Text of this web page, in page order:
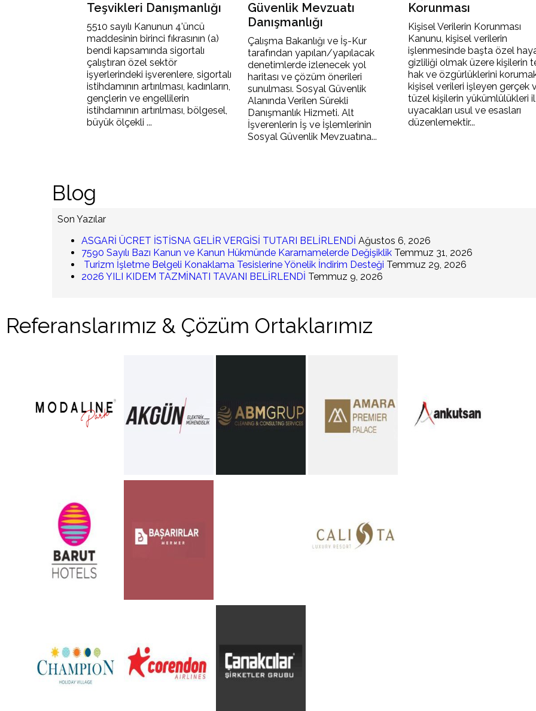
Teşvikleri Danışmanlığı
5510 sayılı Kanunun 4'üncü
maddesinin birinci fıkrasının (a)
bendi kapsamında sigortalı
çalıştıran özel sektör
işyerlerindeki işverenlere, sigortalı
istihdamının artırılması, kadınların,
gençlerin ve engellilerin
istihdamının artırılması, bölgesel,
büyük ölçekli ...
Güvenlik Mevzuatı
Danışmanlığı
Çalışma Bakanlığı ve İş-Kur
tarafından yapılan/yapılacak
denetimlerde izlenecek yol
haritası ve çözüm önerileri
sunulması. Sosyal Güvenlik
Alanında Verilen Sürekli
Danışmanlık Hizmeti. Alt
İşverenlerin İş ve İşlemlerinin
Sosyal Güvenlik Mevzuatına...
Korunması
Kişisel Verilerin Korunması
Kanunu, kişisel verilerin
işlenmesinde başta özel
gizliliği olmak üzere kişilerin
hak ve özgürlüklerini
kişisel verileri işleyen gerçek
tüzel kişilerin yükümlülükleri
uyacakları usul ve esasları
düzenlemektir...
Blog
Son Yazılar
ASGARİ ÜCRET İSTİSNA GELİR VERGİSİ TUTARI BELİRLENDİ Ağustos 6, 2026
7590 Sayılı Bazı Kanun ve Kanun Hükmünde Kararnamelerde Değişiklik Temmuz 31, 2026
Turizm İşletme Belgeli Konaklama Tesislerine Yönelik İndirim Desteği Temmuz 29, 2026
2026 YILI KIDEM TAZMİNATI TAVANI BELİRLENDİ Temmuz 9, 2026
Referanslarımız & Çözüm Ortaklarımız